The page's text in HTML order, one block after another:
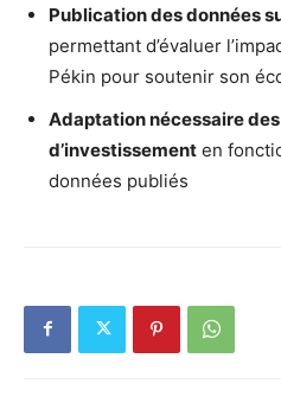
Publication des données
permettant d’évaluer
Pékin pour soutenir son
Adaptation nécessaire
d’investissement en
données publiés